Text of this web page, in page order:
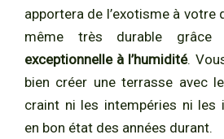
apportera de l’exotisme à votre
même très durable
exceptionnelle à l’humidité.
bien créer une terrasse avec
craint ni les intempéries ni les
en bon état des années durant.